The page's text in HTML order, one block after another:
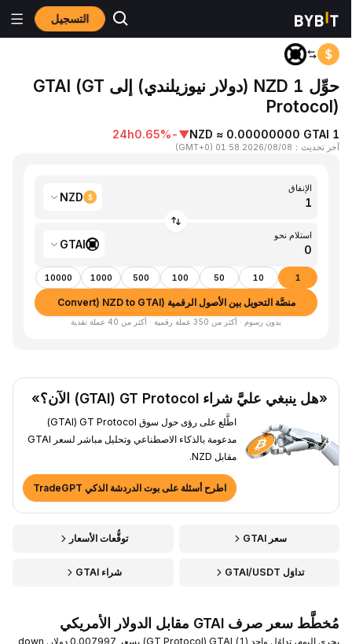
التسجيل المنزٍل NZD to GTAI
حوِّل 1 NZD (دولار نيوزيلندي) إلى GTAI (GT
Protocol)
1 NZD ≈ 0.00000000 GTAI
▼
-0.65%
24h
آخر تحديث：
2026/08/08 01:58
(
GMT+0
)
الإنفاق
NZD
استلام نحو
GTAI
1
10
50
100
500
1000
10000
منصَّة التحويل بين الأصول الرقمية (Convert) NZD to GTAI
بدون رسوم · أكثر من 350 عملة رقمية · أكثر من 40 عملة نقدية
«هل ينبغي عليَّ شراء GT Protocol ‏(GTAI) الآن؟»
اطَّلع على رؤى حول سوق GT Protocol ‏(GTAI)
مدعومة بالذكاء الاصطناعي وتحليل مباشر لسعر GTAI
مقابل NZD.
اطرح أسئلة على بوت الدردشة الذكي TradeGPT
سعر GTAI توقُّعات الأسعار
تداوَل GTAI/USDT شراء GTAI
مُخطَّط سعر صرف GTAI مقابل الدولار الأمريكي
يجري اليوم، تداوُل واحد (1) GTAI ‏(GT Protocol) بسعر 0.007997 دولار. down